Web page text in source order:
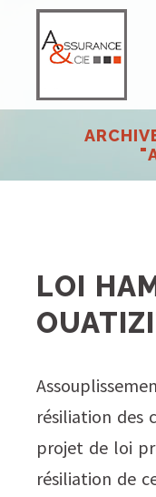
"
LOI
résiliation des
projet de loi
résiliation de